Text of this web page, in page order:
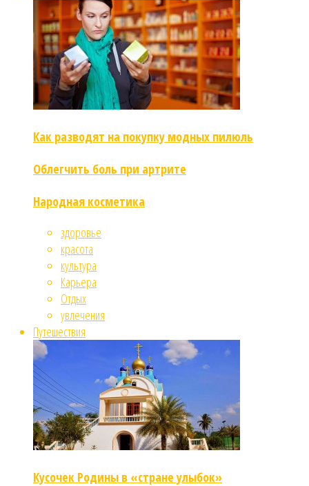
Как разводят на покупку модных пилюль
Облегчить боль при артрите
Народная косметика
здоровье
красота
культура
Карьера
Отдых
увлечения
Путешествия
Кусочек Родины в «стране улыбок»